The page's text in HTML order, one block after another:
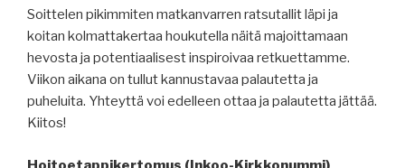
Soittelen pikimmiten matkanvarren ratsutallit läpi ja
koitan kolmattakertaa houkutella näitä majoittamaan
hevosta ja potentiaalisest inspiroivaa retkuettamme.
Viikon aikana on tullut kannustavaa palautetta ja
puheluita. Yhteyttä voi edelleen ottaa ja palautetta jättää.
Kiitos!